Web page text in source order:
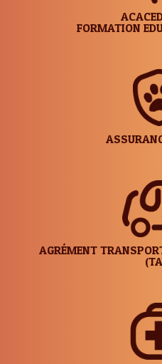
FORMATION
AGRÉMENT